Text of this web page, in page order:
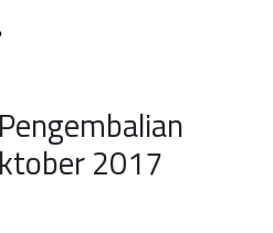
2017